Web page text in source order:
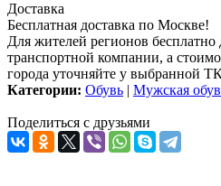
Доставка
Бесплатная доставка по Москве!
Для жителей регионов
транспортной компании, а
города уточняйте у выбранной
Категории: Обувь | Мужская
Поделиться с друзьями